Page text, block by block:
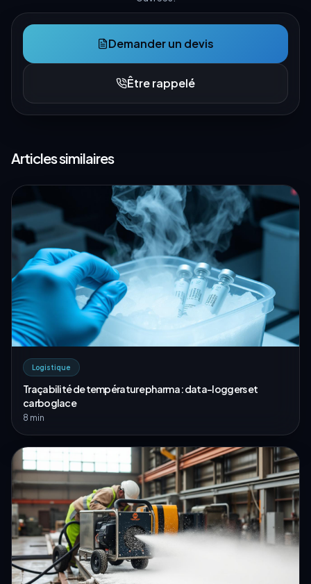
Demander un devis
Être rappelé
Articles similaires
Logistique
Traçabilité de température pharma : data-loggers et
carboglace
8 min